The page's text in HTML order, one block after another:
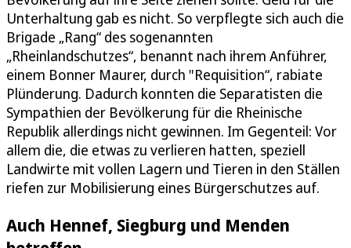
Unterhaltung gab es nicht. So verpflegte sich auch die
Brigade „Rang“ des sogenannten
„Rheinlandschutzes“, benannt nach ihrem Anführer,
einem Bonner Maurer, durch "Requisition“, rabiate
Plünderung. Dadurch konnten die Separatisten die
Sympathien der Bevölkerung für die Rheinische
Republik allerdings nicht gewinnen. Im Gegenteil: Vor
allem die, die etwas zu verlieren hatten, speziell
Landwirte mit vollen Lagern und Tieren in den Ställen
riefen zur Mobilisierung eines Bürgerschutzes auf.
Auch Hennef, Siegburg und Menden